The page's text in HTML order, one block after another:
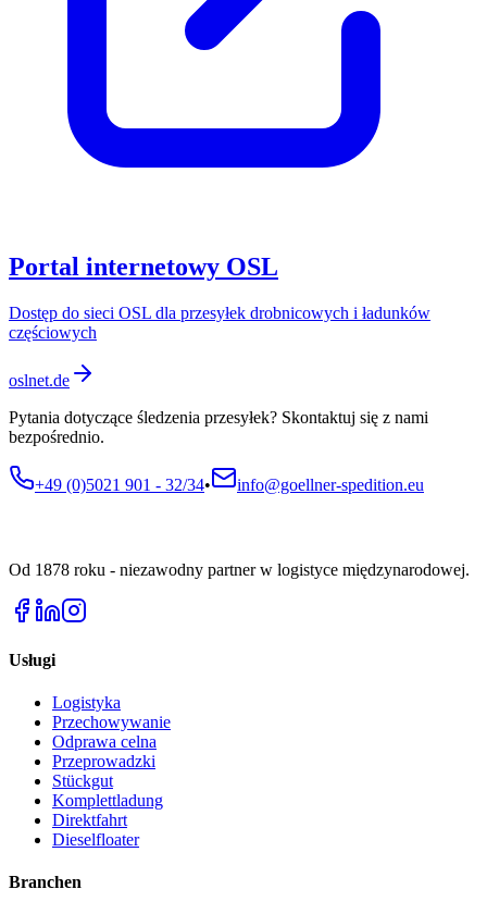
Portal internetowy OSL
Dostęp do sieci OSL dla przesyłek drobnicowych i ładunków
częściowych
oslnet.de
Pytania dotyczące śledzenia przesyłek? Skontaktuj się z nami
bezpośrednio.
+49 (0)5021 901 - 32/34• info@goellner-spedition.eu
Od 1878 roku - niezawodny partner w logistyce międzynarodowej.
Usługi
Logistyka
Przechowywanie
Odprawa celna
Przeprowadzki
Stückgut
Komplettladung
Direktfahrt
Dieselfloater
Branchen